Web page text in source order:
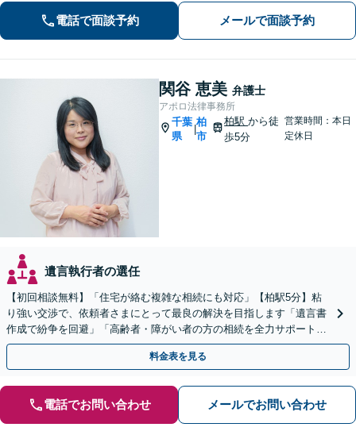
向けた新たな一歩を、弁護士が丁寧に
サポートします。お気軽にご相談くだ
さい【オンライン面談可】
電話で面談予約 メールで面談予約
関谷 恵美 弁護士
アポロ法律事務所
千葉
県
|
柏
市
柏駅から徒
歩5分
営業時間：本日
定休日
遺言執行者の選任
【初回相談無料】「住宅が絡む複雑な相続にも対応」【柏駅5分】粘
り強い交渉で、依頼者さまにとって最良の解決を目指します「遺言書
作成で紛争を回避」「高齢者・障がい者の方の相続を全力サポート」
【完全個室制】【バリアフリー対応】【全国出張あり】
料金表を見る
電話でお問い合わせ メールでお問い合わせ